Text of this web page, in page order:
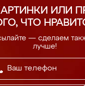
ИЛИ
ЧТО
— сделаем
лучше!